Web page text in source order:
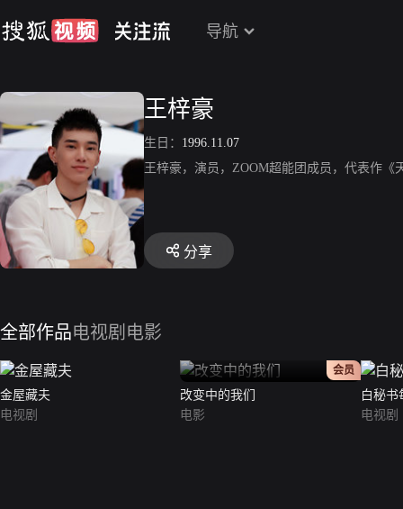
导航
王梓豪
生日： 1996.11.07
王梓豪，演员，ZOOM超能团成员，代表作《
分享
全部作品电视剧 电影
金屋藏夫
电视剧
正片
会员
改变中的我们
电影
白秘书
电视剧